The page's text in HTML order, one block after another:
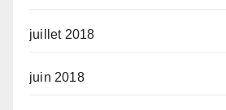
juillet 2018
juin 2018